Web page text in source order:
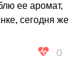
ее аромат,
сегодня же
0